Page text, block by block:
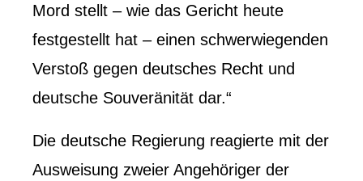
Mord stellt – wie das Gericht heute
festgestellt hat – einen schwerwiegenden
Verstoß gegen deutsches Recht und
deutsche Souveränität dar.“
Die deutsche Regierung reagierte mit der
Ausweisung zweier Angehöriger der